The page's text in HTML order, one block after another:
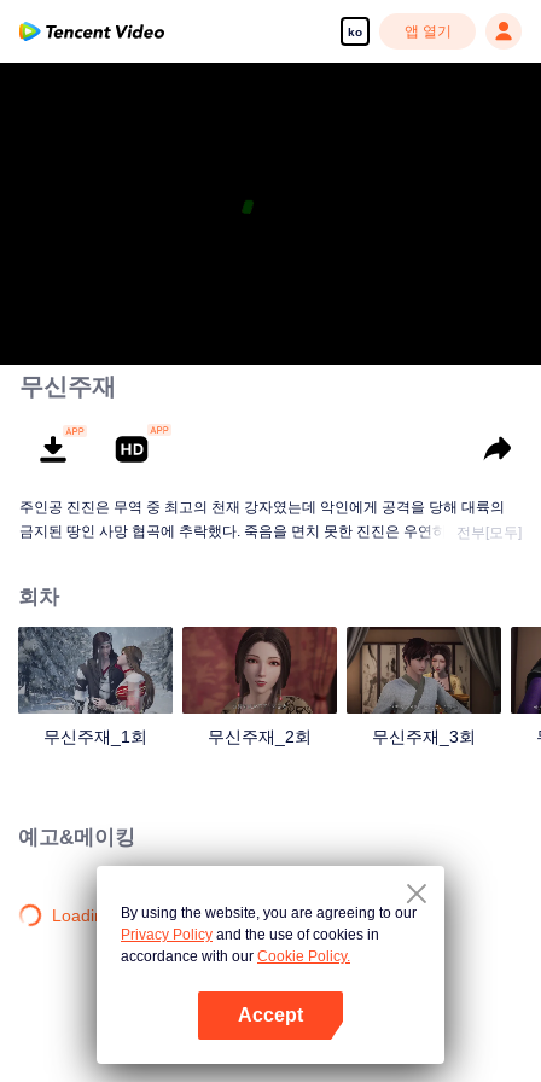
ko 앱 열기
무신주재
주인공 진진은 무역 중 최고의 천재 강자였는데 악인에게 공격을 당해 대륙의
금지된 땅인 사망 협곡에 추락했다. 죽음을 면치 못한 진진은 우연히 신비한 고
을 지키기 위해 진진은 의연하게 천하 다섯 나라를 지키는 큰 임무를 짊어지고,
다시 한번 무도길을 밟았다.
전부[모두]
회차
무신주재_1회 무신주재_2회 무신주재_3회
예고&메이킹
Loading…By using the website, you are agreeing to our
Privacy Policy and the use of cookies in
accordance with our Cookie Policy.
Accept